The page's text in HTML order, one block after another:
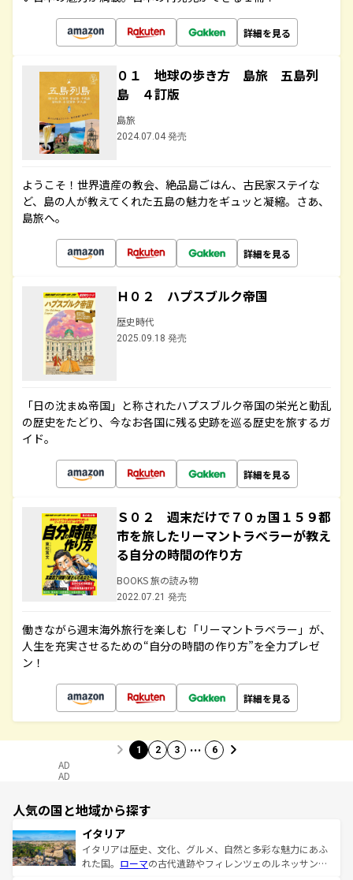
詳細を見る
０１ 地球の歩き方 島旅 五島列
島 ４訂版
島旅
2024.07.04 発売
ようこそ！世界遺産の教会、絶品島ごはん、古民家ステイな
ど、島の人が教えてくれた五島の魅力をギュッと凝縮。さあ、
島旅へ。
詳細を見る
Ｈ０２ ハプスブルク帝国
歴史時代
2025.09.18 発売
「日の沈まぬ帝国」と称されたハプスブルク帝国の栄光と動乱
の歴史をたどり、今なお各国に残る史跡を巡る歴史を旅するガ
イド。
詳細を見る
Ｓ０２ 週末だけで７０ヵ国１５９都
市を旅したリーマントラベラーが教え
る自分の時間の作り方
BOOKS 旅の読み物
2022.07.21 発売
働きながら週末海外旅行を楽しむ「リーマントラベラー」が、
人生を充実させるための“自分の時間の作り方”を全力プレゼ
ン！
詳細を見る
1 2 3 … 6
AD
AD
人気の国と地域から探す
イタリア
イタリアは歴史、文化、グルメ、自然と多彩な魅力にあふ
れた国。 ローマの古代遺跡やフィレンツェのルネッサンス